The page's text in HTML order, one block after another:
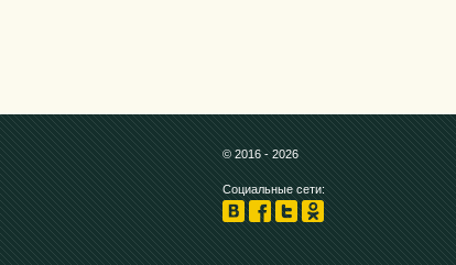
© 2016 - 2026
Социальные сети: